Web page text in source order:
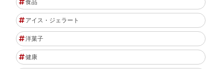
食品
アイス・ジェラート
洋菓子
健康